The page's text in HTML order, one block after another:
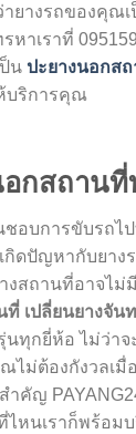
ว่ายางรถของ
หาเราที่
น ปะยางนอกส
บริการคุณ
อกสถาน
บการขับรถไป
กิดปัญหากับยา
างสถานที่อาจไ
ที่ เปลี่ยนยางจัน
นทุกยี่ห้อ ไม่ว่า
ไม่ต้องกังวลเมื่
ญ
ไหนเราก็พร้อม